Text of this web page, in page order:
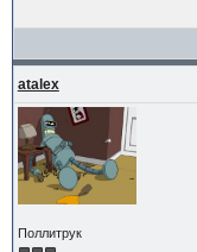
atalex
Поллитрук